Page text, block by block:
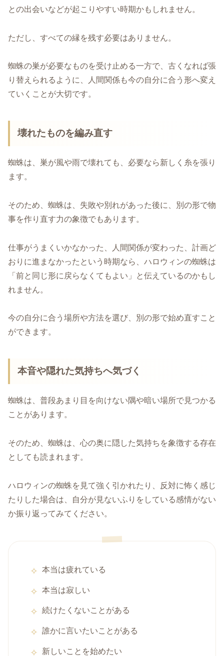
との出会いなどが起こりやすい時期かもしれません。
ただし、すべての縁を残す必要はありません。
蜘蛛の巣が必要なものを受け止める一方で、古くなれば張
り替えられるように、人間関係も今の自分に合う形へ変え
ていくことが大切です。
壊れたものを編み直す
蜘蛛は、巣が風や雨で壊れても、必要なら新しく糸を張り
ます。
そのため、蜘蛛は、失敗や別れがあった後に、別の形で物
事を作り直す力の象徴でもあります。
仕事がうまくいかなかった、人間関係が変わった、計画ど
おりに進まなかったという時期なら、ハロウィンの蜘蛛は
「前と同じ形に戻らなくてもよい」と伝えているのかもし
れません。
今の自分に合う場所や方法を選び、別の形で始め直すこと
ができます。
本音や隠れた気持ちへ気づく
蜘蛛は、普段あまり目を向けない隅や暗い場所で見つかる
ことがあります。
そのため、蜘蛛は、心の奥に隠した気持ちを象徴する存在
としても読まれます。
ハロウィンの蜘蛛を見て強く引かれたり、反対に怖く感じ
たりした場合は、自分が見ないふりをしている感情がない
か振り返ってみてください。
本当は疲れている
本当は寂しい
続けたくないことがある
誰かに言いたいことがある
新しいことを始めたい